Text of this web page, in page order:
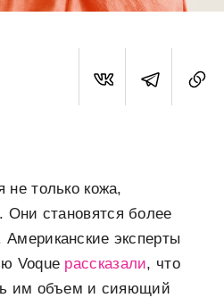
не только кожа,
Они становятся более
эксперты
Voque рассказали, что
им объем и сияющий